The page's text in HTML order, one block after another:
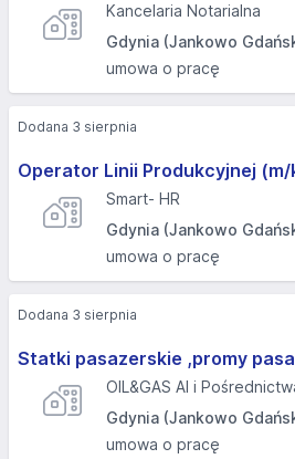
Kancelaria Notarialna
Gdynia (Jankowo
umowa o pracę
Operator Linii Produkcyjnej (m/
Smart- HR
Gdynia (Jankowo
umowa o pracę
Dodana 3 sierpnia
Statki pasazerskie ,promy
OIL&GAS AI i
Gdynia (Jankowo
umowa o pracę
Dodana 3 sierpnia